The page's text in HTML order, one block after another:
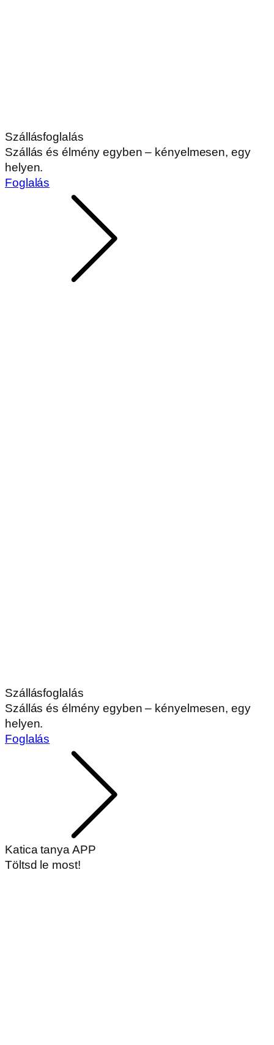
Szállásfoglalás
Szállás és élmény egyben – kényelmesen, egy
helyen.
Foglalás
Szállásfoglalás
Szállás és élmény egyben – kényelmesen, egy
helyen.
Foglalás
Katica tanya APP
Töltsd le most!